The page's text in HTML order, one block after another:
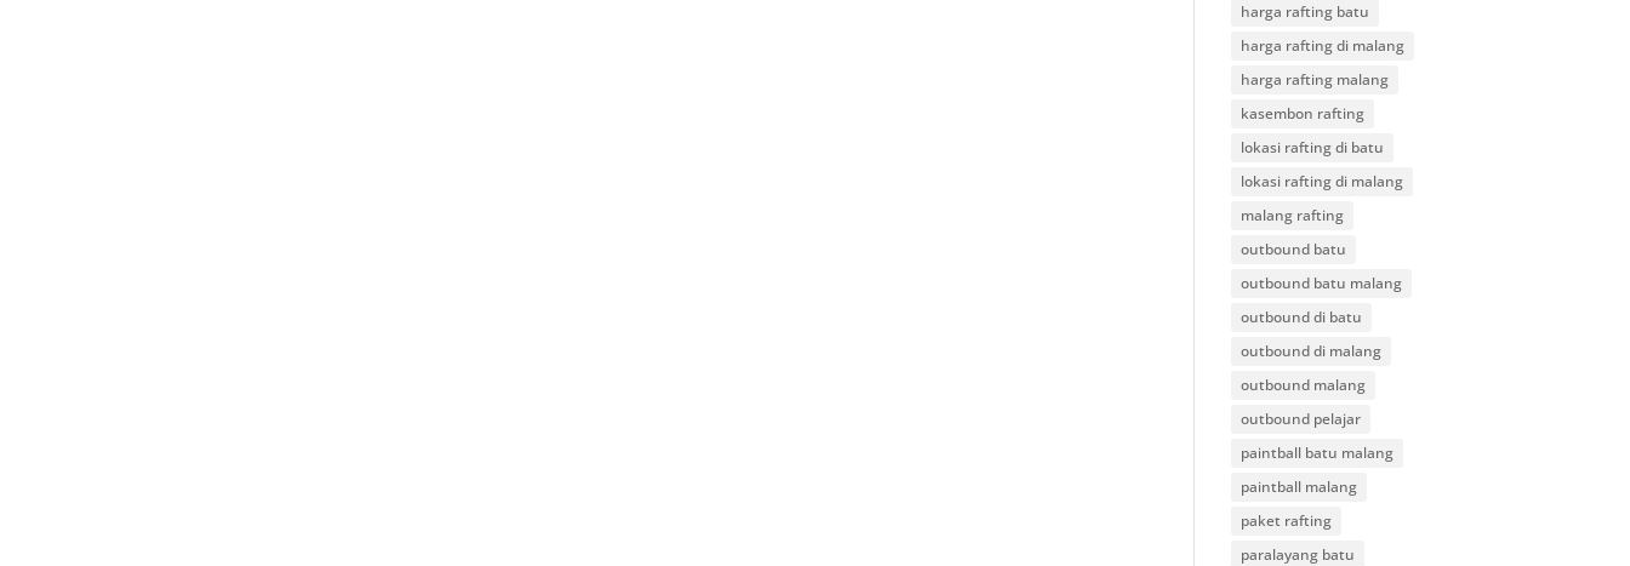
harga rafting batu
harga rafting di malang
harga rafting malang
kasembon rafting
lokasi rafting di batu
lokasi rafting di malang
malang rafting
outbound batu
outbound batu malang
outbound di batu
outbound di malang
outbound malang
outbound pelajar
paintball batu malang
paintball malang
paket rafting
paralayang batu